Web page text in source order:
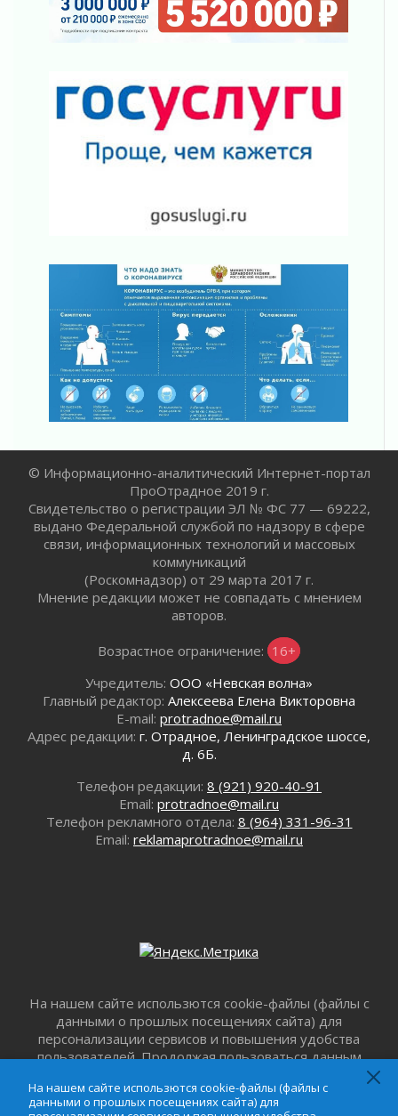
Айда на пляж!
01 августа 2026
Пик топливного кризиса в регионе прошёл
31 июля 2026
О мужестве, долге и стойкости
31 июля 2026
Маршрутами будущего — к заветной цели
«Корвет» на страже
Правила для жизни
31 июля 2026
С рабочим визитом
31 июля 2026
В Шлиссельбурге прошла акция «Белый
кораблик Памяти»
Новые возможности для творчества
31 июля 2026
За сухими цифрами — реальная жизнь
31 июля 2026
От инженера-создателя к волонтёрам
«Созидателям»
31 июля 2026
Генеральная репетиция векового юбилея
© Информационно-аналитический Интернет-портал
ПроОтрадное 2019 г.
Свидетельство о регистрации ЭЛ № ФС 77 — 69222,
выдано Федеральной службой по надзору в сфере
связи, информационных технологий и массовых
коммуникаций
(Роскомнадзор) от 29 марта 2017 г.
Мнение редакции может не совпадать с мнением
авторов.
Возрастное ограничение: 16+
Учредитель: ООО «Невская волна»
Главный редактор: Алексеева Елена Викторовна
E-mail: protradnoe@mail.ru
Адрес редакции: г. Отрадное, Ленинградское шоссе,
д. 6Б.
Телефон редакции: 8 (921) 920-40-91
Email: protradnoe@mail.ru
Телефон рекламного отдела: 8 (964) 331-96-31
Email: reklamaprotradnoe@mail.ru
На нашем сайте использются cookie-файлы (файлы с
данными о прошлых посещениях сайта) для
персонализации сервисов и повышения удобства
пользователей. Продолжая пользоваться данным
использование файлов cookie в соответствии с
настоящим уведомлением,Пользовательским
На нашем сайте использются cookie-файлы (файлы с
данными о прошлых посещениях сайта) для